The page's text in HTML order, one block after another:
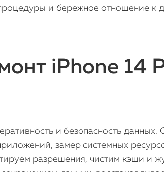
и бережное отношение к
iPhone 14
и безопасность
замер системных
разрешения, чистим кэши и